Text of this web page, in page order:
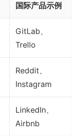
国际产品示例
GitLab、
Trello
Reddit、
Instagram
LinkedIn、
Airbnb